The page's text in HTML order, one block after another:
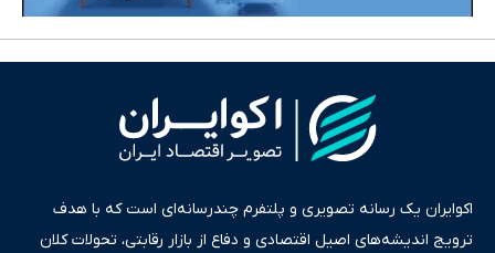
اکوایران یک رسانه تصویری و پلتفرم چندرسانه‌ای است که با هدف
ترویج اندیشه‌های اصیل اقتصادی و دفاع از بازار رقابتی، تحولات کلان